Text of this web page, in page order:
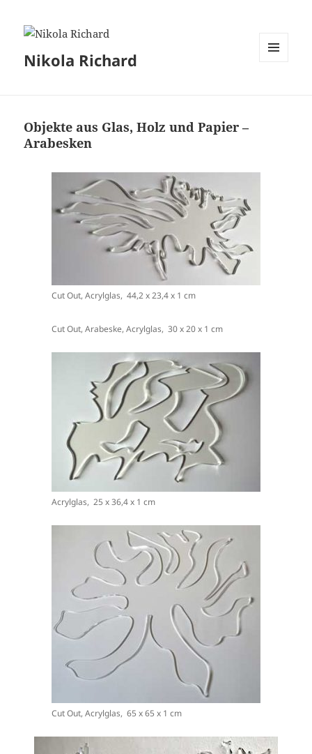
Nikola Richard
Objekte aus Glas, Holz und Papier –
Arabesken
Cut Out, Acrylglas, 44,2 x 23,4 x 1 cm
Cut Out, Arabeske, Acrylglas, 30 x 20 x 1 cm
Acrylglas, 25 x 36,4 x 1 cm
Cut Out, Acrylglas, 65 x 65 x 1 cm